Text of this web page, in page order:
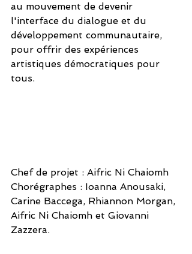
au mouvement de devenir
l'interface du dialogue et du
développement communautaire,
pour offrir des expériences
artistiques démocratiques pour
tous.
Chef de projet : Aifric Ni Chaiomh
Chorégraphes : Ioanna Anousaki,
Carine Baccega, Rhiannon Morgan,
Aifric Ni Chaiomh et Giovanni
Zazzera.